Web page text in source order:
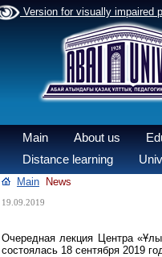
Version for visually impaired
Main About us
Distance learning
Main News
19.09.2019
Очередная лекция Центра
состоялась 18 сентября 2019